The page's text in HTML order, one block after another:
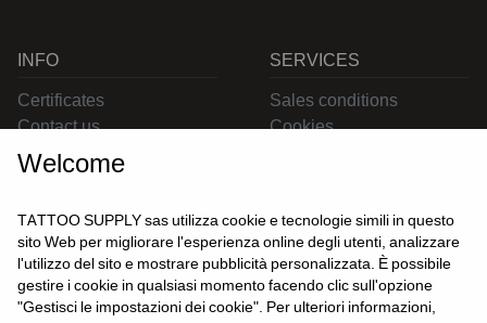
CONTACT US
INFO
Certificates
Contact us
SERVICES
Sales conditions
Cookies
USER
Welcome
TATTOO SUPPLY sas utilizza cookie e tecnologie simili in questo
sito Web per migliorare l'esperienza online degli utenti, analizzare
l'utilizzo del sito e mostrare pubblicità personalizzata. È possibile
gestire i cookie in qualsiasi momento facendo clic sull'opzione
"Gestisci le impostazioni dei cookie". Per ulteriori informazioni,